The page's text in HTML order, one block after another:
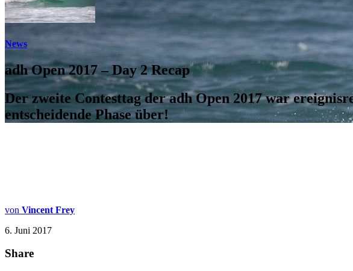
News
adh Open 2017 – Day 2 Recap
Der zweite Contesttag der adh Open 2017 war
entscheidende Phase über!
von Vincent Frey
6. Juni 2017
Share